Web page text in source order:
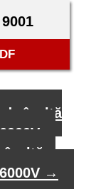
înaltă
înaltă
→